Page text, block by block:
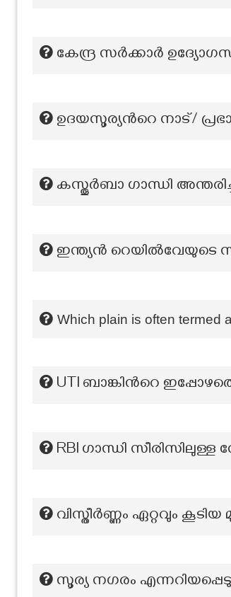
കേന്ദ്ര സർക്കാർ
ഉദയസൂര്യന്‍റെ നാട്/
കസ്തൂർബാ ഗാന്ധി
ഇന്ത്യൻ റെയിൽവേയുടെ
Which plain is often termed
UTI ബാങ്കിന്‍റെ
RBI ഗാന്ധി
വിസ്തീർണ്ണം ഏറ്റവും കൂടിയ
സൂര്യ നഗരം